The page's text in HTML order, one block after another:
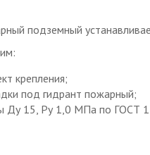
подземный
крепления;
под гидрант пожарный;
Ду 15, Pу 1,0 МПа по ГОСТ